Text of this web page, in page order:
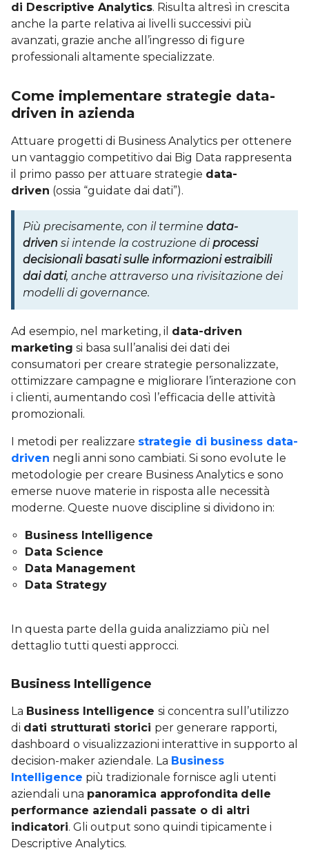
di Descriptive Analytics. Risulta altresì in crescita
anche la parte relativa ai livelli successivi più
avanzati, grazie anche all’ingresso di figure
professionali altamente specializzate.
Come implementare strategie data-
driven in azienda
Attuare progetti di Business Analytics per ottenere
un vantaggio competitivo dai Big Data rappresenta
il primo passo per attuare strategie data-
driven (ossia “guidate dai dati”).
Più precisamente, con il termine data-
driven si intende la costruzione diprocessi
decisionali basati sulle informazioni estraibili
dai dati, anche attraverso una rivisitazione dei
modelli di governance.
Ad esempio, nel marketing, il data-driven
marketing si basa sull’analisi dei dati dei
consumatori per creare strategie personalizzate,
ottimizzare campagne e migliorare l’interazione con
i clienti, aumentando così l’efficacia delle attività
promozionali.
I metodi per realizzare strategie di business data-
driven negli anni sono cambiati. Si sono evolute le
metodologie per creare Business Analytics e sono
emerse nuove materie in risposta alle necessità
moderne. Queste nuove discipline si dividono in:
Business Intelligence
Data Science
Data Management
Data Strategy
In questa parte della guida analizziamo più nel
dettaglio tutti questi approcci.
Business Intelligence
La Business Intelligence si concentra sull’utilizzo
di dati strutturati storici per generare rapporti,
dashboard o visualizzazioni interattive in supporto al
decision-maker aziendale. La Business
Intelligence più tradizionale fornisce agli utenti
aziendali una panoramica approfondita delle
performance aziendali passate o di altri
indicatori. Gli output sono quindi tipicamente i
Descriptive Analytics.